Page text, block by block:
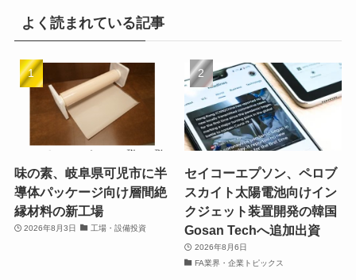
よく読まれている記事
味の素、岐阜県可児市に半
導体パッケージ向け層間絶
縁材料の新工場
2026年8月3日 工場・設備投資
セイコーエプソン、ペロブ
スカイト太陽電池向けイン
クジェット装置開発の韓国
Gosan Techへ追加出資
2026年8月6日
FA業界・企業トピックス